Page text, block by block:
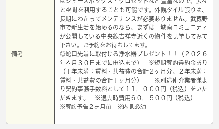
備考
と空間を利用することも可能です。外観タイル張りは、
長期にわたってメンテナンスが必要ありません。武蔵野
市で新生活を始めるのなら、まずは 城南コミュニティ
が公開している中央線吉祥寺近くの物件を見学してみて
下さい。ご予約をお待ちしてます。
◎蛇口先端に取付ける浄水器プレゼント！！（２０２６
年４月３０日までに申込まで） ※短期解約違約金あり
（１年未満：賃料・共益費の合計２ヶ月分、２年未満：
賃料・共益費の合計１ヶ月分） ※別途仲介業者様よ
り契約事務手数料として１１，０００円（税込）をいた
だきます。 ※退去時費用６０，５００円（税込）
※解約予告２ヶ月前 ※内見必須